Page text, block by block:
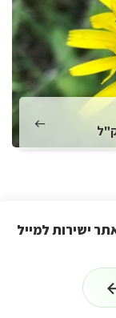
ישירות למייל